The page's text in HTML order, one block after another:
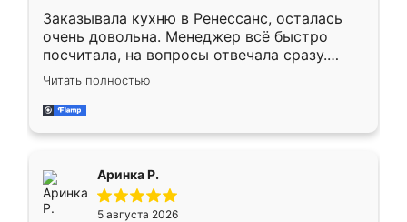
Заказывала кухню в Ренессанс, осталась
очень довольна. Менеджер всё быстро
посчитала, на вопросы отвечала сразу.
Замерщик приехал в субботу, подошёл к
делу со всей ответственностью. Собрали
за день, ребята работали аккуратно, даже
Читать полностью
Аринка Р.
5 августа 2026